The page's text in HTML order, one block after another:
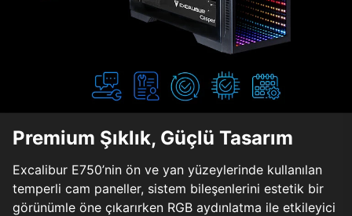
Premium Şıklık, Güçlü Tasarım
Excalibur E750’nin ön ve yan yüzeylerinde kullanılan
temperli cam paneller, sistem bileşenlerini estetik bir
görünümle öne çıkarırken RGB aydınlatma ile etkileyici